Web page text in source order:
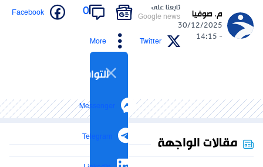
م. صوفيا
30/12/2025
- 14:15
تابعنا على
Google news
0
Facebook
Twitter
More
التواصل الاجتماعي
Messenger
Telegram مقالات الواجهة